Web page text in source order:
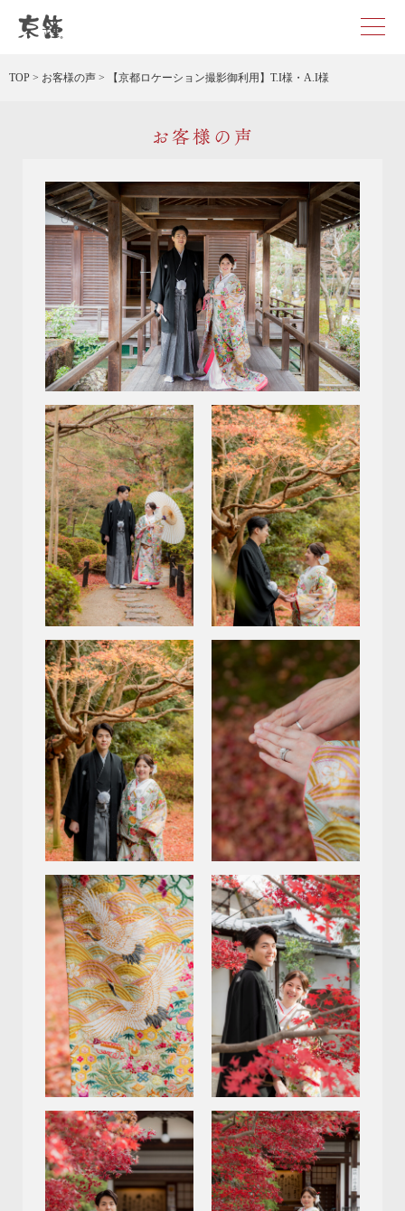
TOP > お客様の声 > 【京都ロケーション撮影御利用】T.I様・A.I様